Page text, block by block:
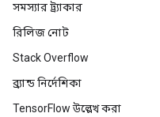
সমস্যার ট্র্যাকার
রিলিজ নোট
Stack Overflow
ব্র্যান্ড নির্দেশিকা
TensorFlow উল্লেখ করা